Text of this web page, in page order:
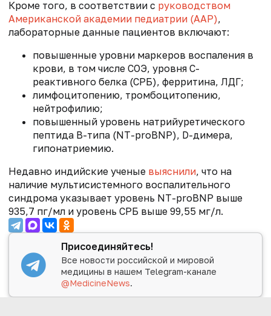
Кроме того, в соответствии с руководством
Американской академии педиатрии (AAP),
лабораторные данные пациентов включают:
повышенные уровни маркеров воспаления в
крови, в том числе СОЭ, уровня C-
реактивного белка (СРБ), ферритина, ЛДГ;
лимфоцитопению, тромбоцитопению,
нейтрофилию;
повышенный уровень натрийуретического
пептида В-типа (NT-proBNP), D-димера,
гипонатриемию.
Недавно индийские ученые выяснили, что на
наличие мультисистемного воспалительного
синдрома указывает уровень NT-proBNP выше
935,7 пг/мл и уровень СРБ выше 99,55 мг/л.
Присоединяйтесь!
Все новости российской и мировой
медицины в нашем Telegram-канале
@MedicineNews.